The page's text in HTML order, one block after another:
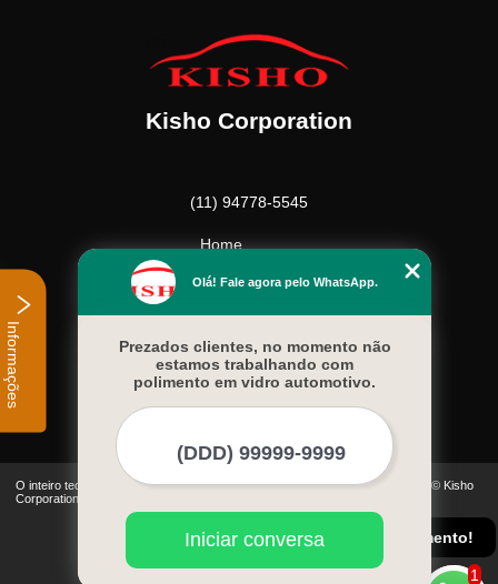
Kisho Corporation
(11) 94778-5545
Home
Serviços
Contato
Mapa do site
O inteiro teor deste site está sujeito à proteção de direitos autorais. Copyright© Kisho
Corporation (Lei 9610 de 19/02/1998)
1
Olá! Fale agora pelo WhatsApp.
Prezados clientes, no momento não
estamos trabalhando com
polimento em vidro automotivo.
Iniciar conversa
Informações
Conheça nossas regiões de atendimento!